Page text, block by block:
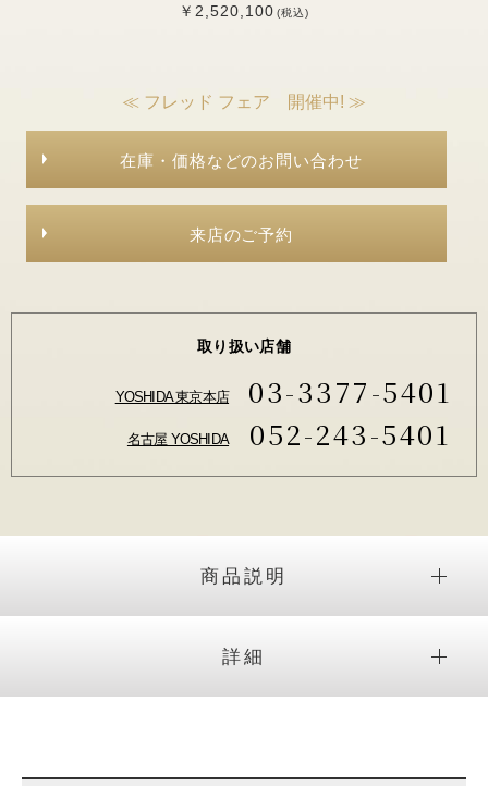
￥2,520,100(税込)
≪ フレッド フェア 開催中! ≫
在庫・価格などのお問い合わせ
来店のご予約
取り扱い店舗
YOSHIDA 東京本店 03-3377-5401
名古屋 YOSHIDA 052-243-5401
商品説明
詳細